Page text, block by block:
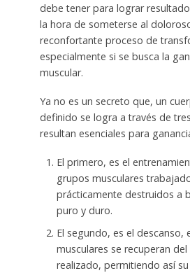
debe tener para lograr
la hora de someterse al
reconfortante proceso de
especialmente si se busca la
muscular.
Ya no es un secreto que, un
definido se logra a través de
resultan esenciales para
El primero, es el
grupos musculares
prácticamente destruidos a
puro y duro.
El segundo, es el descanso,
musculares se recuperan del
realizado, permitiendo así